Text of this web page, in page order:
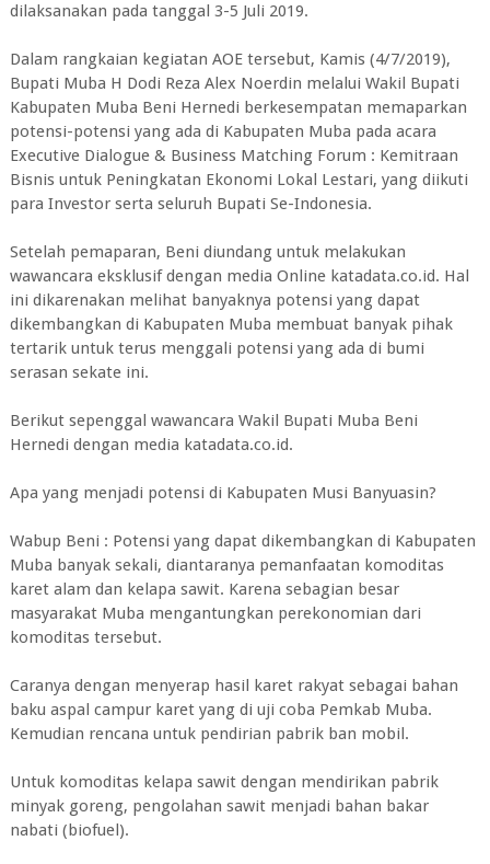
dilaksanakan pada tanggal 3-5 Juli 2019.
Dalam rangkaian kegiatan AOE tersebut, Kamis (4/7/2019),
Bupati Muba H Dodi Reza Alex Noerdin melalui Wakil Bupati
Kabupaten Muba Beni Hernedi berkesempatan memaparkan
potensi-potensi yang ada di Kabupaten Muba pada acara
Executive Dialogue & Business Matching Forum : Kemitraan
Bisnis untuk Peningkatan Ekonomi Lokal Lestari, yang diikuti
para Investor serta seluruh Bupati Se-Indonesia.
Setelah pemaparan, Beni diundang untuk melakukan
wawancara eksklusif dengan media Online katadata.co.id. Hal
ini dikarenakan melihat banyaknya potensi yang dapat
dikembangkan di Kabupaten Muba membuat banyak pihak
tertarik untuk terus menggali potensi yang ada di bumi
serasan sekate ini.
Berikut sepenggal wawancara Wakil Bupati Muba Beni
Hernedi dengan media katadata.co.id.
Apa yang menjadi potensi di Kabupaten Musi Banyuasin?
Wabup Beni : Potensi yang dapat dikembangkan di Kabupaten
Muba banyak sekali, diantaranya pemanfaatan komoditas
karet alam dan kelapa sawit. Karena sebagian besar
masyarakat Muba mengantungkan perekonomian dari
komoditas tersebut.
Caranya dengan menyerap hasil karet rakyat sebagai bahan
baku aspal campur karet yang di uji coba Pemkab Muba.
Kemudian rencana untuk pendirian pabrik ban mobil.
Untuk komoditas kelapa sawit dengan mendirikan pabrik
minyak goreng, pengolahan sawit menjadi bahan bakar
nabati (biofuel).